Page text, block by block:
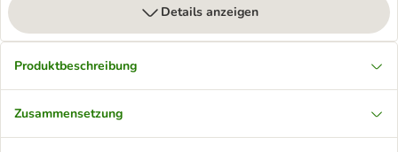
Details anzeigen
Produktbeschreibung
Zusammensetzung